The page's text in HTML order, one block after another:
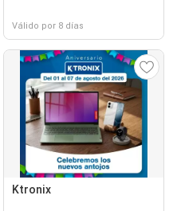
Válido por 8 días
Ktronix